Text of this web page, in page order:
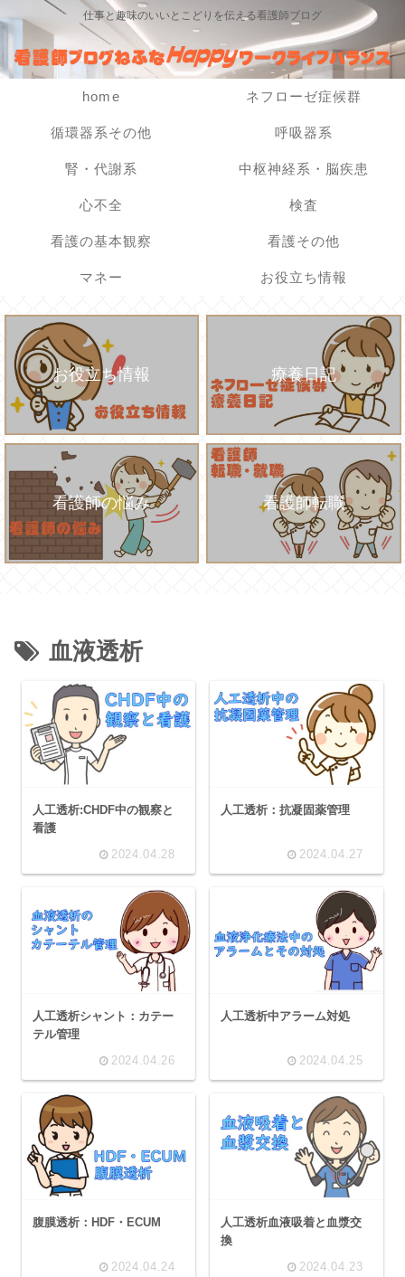
仕事と趣味のいいとこどりを伝える看護師ブログ
home ネフローゼ症候群
循環器系その他 呼吸器系
腎・代謝系 中枢神経系・脳疾患
心不全 検査
看護の基本観察 看護その他
マネー お役立ち情報
お役立ち情報 療養日記
看護師の悩み 看護師転職
血液透析
人工透析:CHDF中の観察と
看護
2024.04.28
人工透析：抗凝固薬管理
2024.04.27
人工透析シャント：カテー
テル管理
2024.04.26
人工透析中アラーム対処
2024.04.25
腹膜透析：HDF・ECUM
2024.04.24
人工透析血液吸着と血漿交
換
2024.04.23